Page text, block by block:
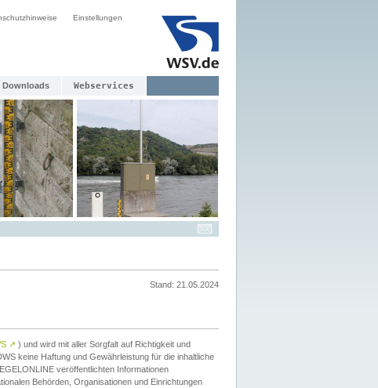
Einstellungen
Downloads Webservices
Stand: 21.05.2024
↗ ) und wird mit aller Sorgfalt auf Richtigkeit und
keine Haftung und Gewährleistung für die inhaltliche
veröffentlichten Informationen
Behörden, Organisationen und Einrichtungen